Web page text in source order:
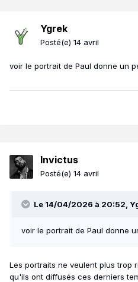
Ygrek
Posté(e) 14 avril
voir le portrait de Paul donne un
Invictus
Posté(e) 14 avril
Le 14/04/2026 à 20:52,
voir le portrait de Paul donne
Les portraits ne veulent plus trop
qu'ils ont diffusés ces derniers